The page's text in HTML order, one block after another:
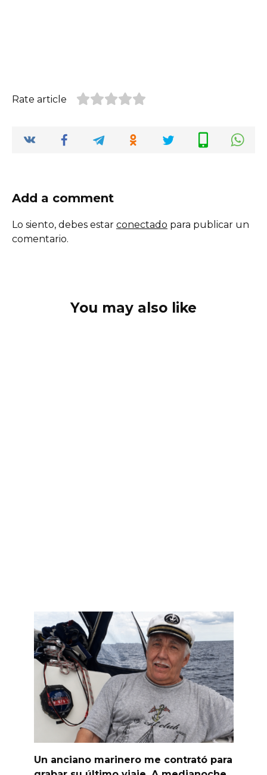
Rate article
Add a comment
Lo siento, debes estar conectado para publicar un
comentario.
You may also like
Un anciano marinero me contrató para